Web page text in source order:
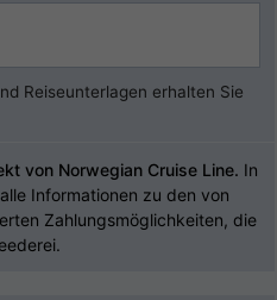
Reiseunterlagen erhalten Sie
von Norwegian Cruise Line. In
Informationen zu den von
Zahlungsmöglichkeiten, die